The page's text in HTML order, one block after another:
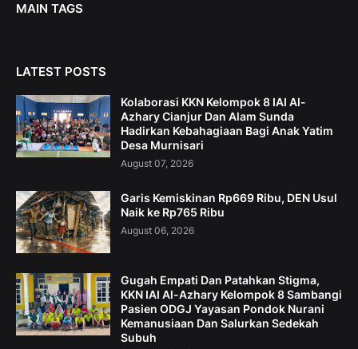
MAIN TAGS
LATEST POSTS
Kolaborasi KKN Kelompok 8 IAI Al-
Azhary Cianjur Dan Alam Sunda
Hadirkan Kebahagiaan Bagi Anak Yatim
Desa Murnisari
August 07, 2026
Garis Kemiskinan Rp669 Ribu, DEN Usul
Naik ke Rp765 Ribu
August 06, 2026
Gugah Empati Dan Patahkan Stigma,
KKN IAI Al-Azhary Kelompok 8 Sambangi
Pasien ODGJ Yayasan Pondok Nurani
Kemanusiaan Dan Salurkan Sedekah
Subuh